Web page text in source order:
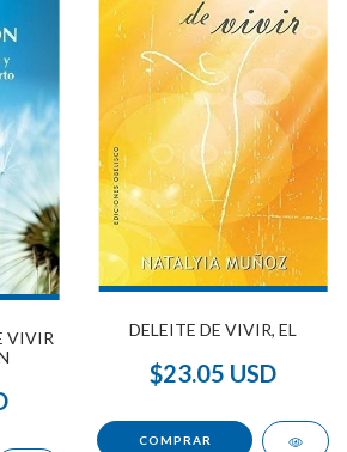
VIVIR
DELEITE DE VIVIR, EL
$23.05 USD